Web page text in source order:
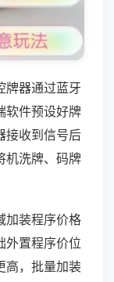
牌器通过蓝牙
软件预设好牌
接收到信号后
机洗牌、码牌
加装程序价格
外置程序价位
高，批量加装